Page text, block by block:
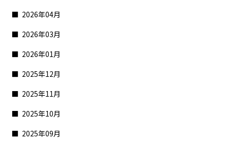
2026年04月
2026年03月
2026年01月
2025年12月
2025年11月
2025年10月
2025年09月